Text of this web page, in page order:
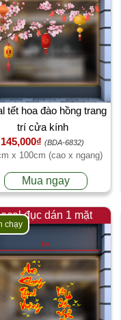
tết hoa đào hồng trang
trí cửa kính
145,000₫ (BDA-6832)
x 100cm (cao x ngang)
Mua ngay
đục dán 1 mặt
chạy